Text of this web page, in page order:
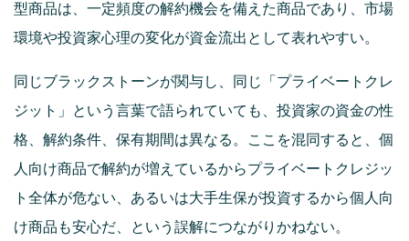
型商品は、一定頻度の解約機会を備えた商品であり、市場
環境や投資家心理の変化が資金流出として表れやすい。
同じブラックストーンが関与し、同じ「プライベートクレ
ジット」という言葉で語られていても、投資家の資金の性
格、解約条件、保有期間は異なる。ここを混同すると、個
人向け商品で解約が増えているからプライベートクレジッ
ト全体が危ない、あるいは大手生保が投資するから個人向
け商品も安心だ、という誤解につながりかねない。